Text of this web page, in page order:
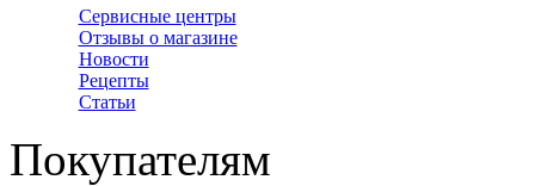
Сервисные центры
Отзывы о магазине
Новости
Рецепты
Статьи
Покупателям